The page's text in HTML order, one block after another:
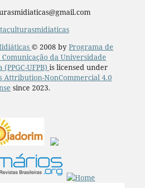
© 2008 by Programa de
Comunicação da Universidade
UFPB) is licensed under
Attribution-NonCommercial 4.0
since 2023.